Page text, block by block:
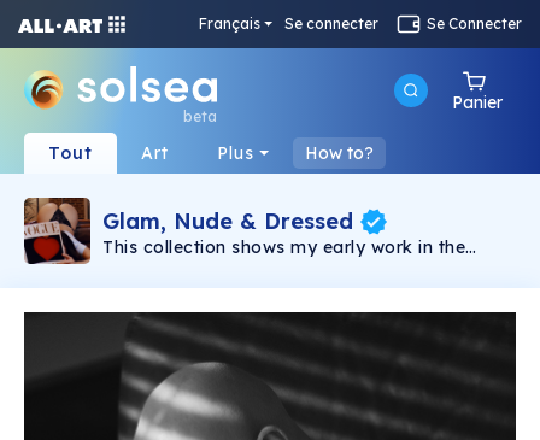
Français Se connecter Se Connecter
beta
Panier
Tout Art Plus How to?
Glam, Nude & Dressed
This collection shows my early work in the